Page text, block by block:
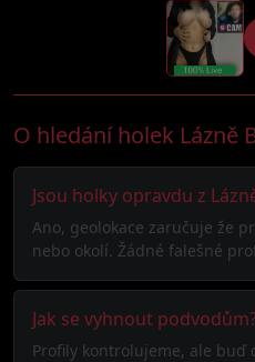
O hledání holek Lázně
Jsou holky opravdu z
Ano, geolokace zaručuje že
nebo okolí. Žádné falešné
Jak se vyhnout
Profily kontrolujeme, ale buď